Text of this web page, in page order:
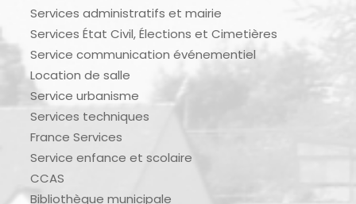
Services administratifs et mairie
Services État Civil, Élections et Cimetières
Service communication événementiel
Location de salle
Service urbanisme
Services techniques
France Services
Service enfance et scolaire
CCAS
Bibliothèque municipale